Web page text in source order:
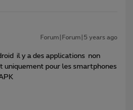
Forum|Forum|5 years ago
il y a des applications non
uniquement pour les smartphones